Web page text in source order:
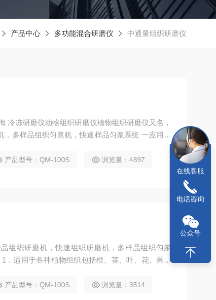
产品中心 多功能混合研磨仪 中通量组织研磨仪
冷冻研磨仪动物组织研磨仪植物组织研磨仪又名，
，多样品组织匀浆机，快速样品匀浆系统 一应用范
、胃、肝脏、胸腺、肾脏、肠、淋巴结、肌肉、骨
产品型号：QM-100S 浏览量：4897
组织研磨机，快速组织研磨机，多样品组织匀浆
．适用于各种植物组织包括根、茎、叶、花、果、
； 3．适用于真菌、细菌等样品
产品型号：QM-100S 浏览量：3514
在线客服
电话咨询
公众号